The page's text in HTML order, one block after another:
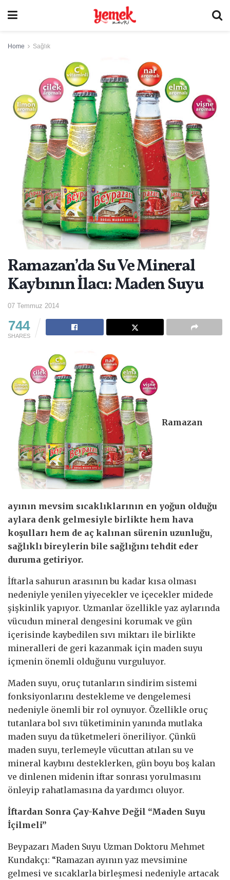
Home Sağlık
Ramazan’da Su Ve Mineral
Kaybının İlacı: Maden Suyu
07 Temmuz 2014
744
SHARES
Ramazan
ayının mevsim sıcaklıklarının en yoğun olduğu
aylara denk gelmesiyle birlikte hem hava
koşulları hem de aç kalınan sürenin uzunluğu,
sağlıklı bireylerin bile sağlığını tehdit eder
duruma getiriyor.
İftarla sahurun arasının bu kadar kısa olması
nedeniyle yenilen yiyecekler ve içecekler midede
şişkinlik yapıyor. Uzmanlar özellikle yaz aylarında
vücudun mineral dengesini korumak ve gün
içerisinde kaybedilen sıvı miktarı ile birlikte
mineralleri de geri kazanmak için maden suyu
içmenin önemli olduğunu vurguluyor.
Maden suyu, oruç tutanların sindirim sistemi
fonksiyonlarını destekleme ve dengelemesi
nedeniyle önemli bir rol oynuyor. Özellikle oruç
tutanlara bol sıvı tüketiminin yanında mutlaka
maden suyu da tüketmeleri öneriliyor. Çünkü
maden suyu, terlemeyle vücuttan atılan su ve
mineral kaybını desteklerken, gün boyu boş kalan
ve dinlenen midenin iftar sonrası yorulmasını
önleyip rahatlamasına da yardımcı oluyor.
İftardan Sonra Çay-Kahve Değil “Maden Suyu
İçilmeli”
Beypazarı Maden Suyu Uzman Doktoru Mehmet
Kundakçı: “Ramazan ayının yaz mevsimine
gelmesi ve sıcaklarla birleşmesi nedeniyle artacak